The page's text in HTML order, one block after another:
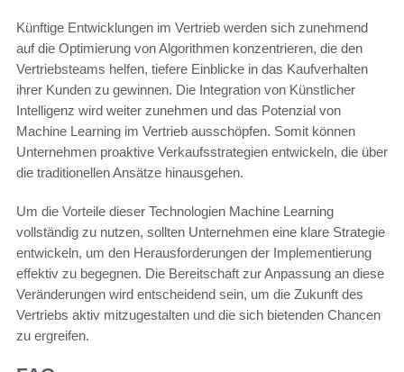
Künftige Entwicklungen im Vertrieb werden sich zunehmend
auf die Optimierung von Algorithmen konzentrieren, die den
Vertriebsteams helfen, tiefere Einblicke in das Kaufverhalten
ihrer Kunden zu gewinnen. Die Integration von Künstlicher
Intelligenz wird weiter zunehmen und das Potenzial von
Machine Learning im Vertrieb ausschöpfen. Somit können
Unternehmen proaktive Verkaufsstrategien entwickeln, die über
die traditionellen Ansätze hinausgehen.
Um die Vorteile dieser Technologien Machine Learning
vollständig zu nutzen, sollten Unternehmen eine klare Strategie
entwickeln, um den Herausforderungen der Implementierung
effektiv zu begegnen. Die Bereitschaft zur Anpassung an diese
Veränderungen wird entscheidend sein, um die Zukunft des
Vertriebs aktiv mitzugestalten und die sich bietenden Chancen
zu ergreifen.